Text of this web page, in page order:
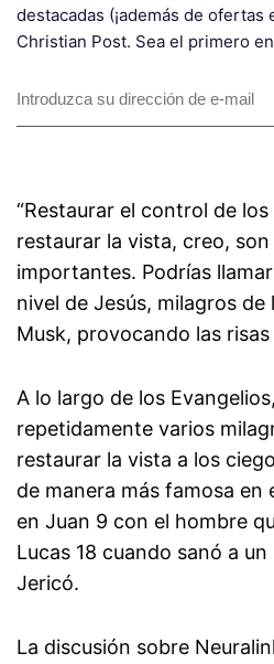
destacadas (¡además de ofertas
Christian Post. Sea el primero
“Restaurar el control de
restaurar la vista, creo,
importantes. Podrías
nivel de Jesús, milagros de
Musk, provocando las
A lo largo de los
repetidamente varios
restaurar la vista a los
de manera más famosa en
en Juan 9 con el hombre
Lucas 18 cuando sanó a
Jericó.
La discusión sobre